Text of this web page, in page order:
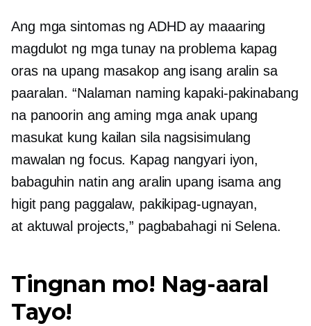
Ang mga sintomas ng ADHD ay maaaring
magdulot ng mga tunay na problema kapag
oras na upang masakop ang isang aralin sa
paaralan. “Nalaman naming kapaki-pakinabang
na panoorin ang aming mga anak upang
masukat kung kailan sila nagsisimulang
mawalan ng focus. Kapag nangyari iyon,
babaguhin natin ang aralin upang isama ang
higit pang paggalaw, pakikipag-ugnayan,
at aktuwal projects,” pagbabahagi ni Selena.
Tingnan mo! Nag-aaral
Tayo!